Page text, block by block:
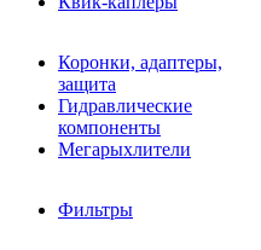
Коронки, адаптеры,
защита
Гидравлические
компоненты
Мегарыхлители
Фильтры